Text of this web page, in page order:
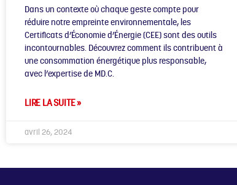
Dans un contexte où chaque geste compte pour
réduire notre empreinte environnementale, les
Certificats d’Économie d’Énergie (CEE) sont des outils
incontournables. Découvrez comment ils contribuent à
une consommation énergétique plus responsable,
avec l’expertise de MD.C.
LIRE LA SUITE »
avril 26, 2024